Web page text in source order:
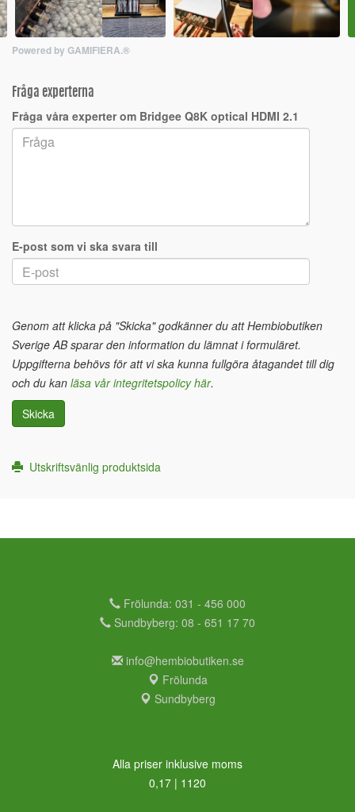
Powered by GAMIFIERA.®
Fråga experterna
Fråga våra experter om Bridgee Q8K optical HDMI 2.1
E-post som vi ska svara till
Genom att klicka på "Skicka" godkänner du att Hembiobutiken
Sverige AB sparar den information du lämnat i formuläret.
Uppgifterna behövs för att vi ska kunna fullgöra åtagandet till dig
och du kan läsa vår integritetspolicy här.
Skicka
Utskriftsvänlig produktsida
Frölunda: 031 - 456 000
Sundbyberg: 08 - 651 17 70
info@hembiobutiken.se
Frölunda
Sundbyberg
Alla priser inklusive moms
0,17 | 1120